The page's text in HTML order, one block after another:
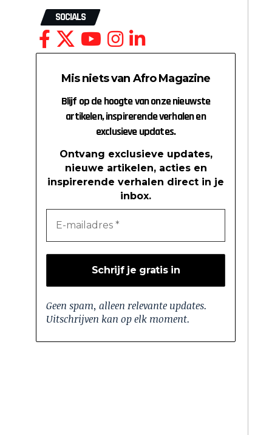
SOCIALS
Mis niets van Afro Magazine
Blijf op de hoogte van onze nieuwste
artikelen, inspirerende verhalen en
exclusieve updates.
Ontvang exclusieve updates,
nieuwe artikelen, acties en
inspirerende verhalen direct in je
inbox.
Geen spam, alleen relevante updates.
Uitschrijven kan op elk moment.